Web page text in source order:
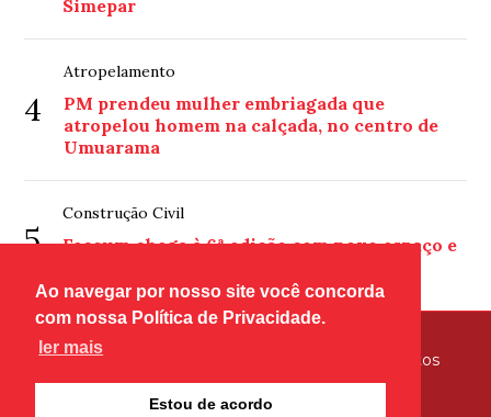
Ao navegar por nosso site você concorda
com nossa Política de Privacidade.
ler mais
Estou de acordo
Simepar
4
Atropelamento
PM prendeu mulher embriagada que
atropelou homem na calçada, no centro de
Umuarama
5
Construção Civil
Fecoum chega à 6ª edição com novo espaço e
© Copyright 2026 - Tribuna Hoje - Todos os direitos
reservados